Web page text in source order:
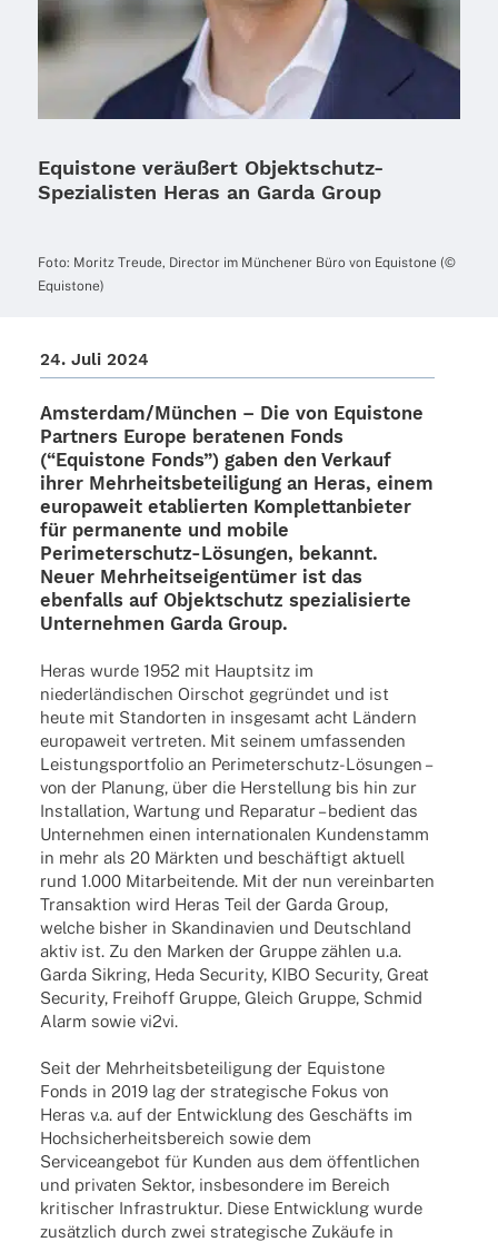
Equistone veräußert Objektschutz-
Spezialisten Heras an Garda Group
Foto: Moritz Treude, Direc­tor im Münche­ner Büro von Equis­tone (©
Equistone)
24. Juli 2024
Amsterdam/München – Die von Equis­tone
Part­ners Europe bera­te­nen Fonds
(“Equis­tone Fonds”) gaben den Verkauf
ihrer Mehr­heits­be­tei­li­gung an Heras, einem
euro­pa­weit etablier­ten Komplett­an­bie­ter
für perma­nente und mobile
Peri­­­me­­ter­­schutz-Lösun­­gen, bekannt.
Neuer Mehr­heits­ei­gen­tü­mer ist das
eben­falls auf Objekt­schutz spezia­li­sierte
Unter­neh­men Garda Group.
Heras wurde 1952 mit Haupt­sitz im
nieder­län­di­schen Oirschot gegrün­det und ist
heute mit Stand­or­ten in insge­samt acht Ländern
euro­pa­weit vertre­ten. Mit seinem umfas­sen­den
Leis­tungs­port­fo­lio an Peri­­­me­­ter­­schutz-Lösun­­gen –
von der Planung, über die Herstel­lung bis hin zur
Instal­la­tion, Wartung und Repa­ra­tur – bedient das
Unter­neh­men einen inter­na­tio­na­len Kunden­stamm
in mehr als 20 Märk­ten und beschäf­tigt aktu­ell
rund 1.000 Mitar­bei­tende. Mit der nun verein­bar­ten
Trans­ak­tion wird Heras Teil der Garda Group,
welche bisher in Skan­di­na­vien und Deutsch­land
aktiv ist. Zu den Marken der Gruppe zählen u.a.
Garda Sikring, Heda Secu­rity, KIBO Secu­rity, Great
Secu­rity, Frei­hoff Gruppe, Gleich Gruppe, Schmid
Alarm sowie vi2vi.
Seit der Mehr­heits­be­tei­li­gung der Equis­tone
Fonds in 2019 lag der stra­te­gi­sche Fokus von
Heras v.a. auf der Entwick­lung des Geschäfts im
Hoch­si­cher­heits­be­reich sowie dem
Service­an­ge­bot für Kunden aus dem öffent­li­chen
und priva­ten Sektor, insbe­son­dere im Bereich
kriti­scher Infra­struk­tur. Diese Entwick­lung wurde
zusätz­lich durch zwei stra­te­gi­sche Zukäufe in